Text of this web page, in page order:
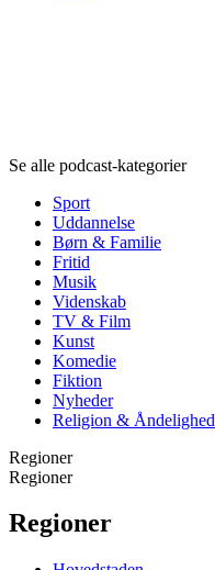
Se alle podcast-kategorier
Sport
Uddannelse
Børn & Familie
Fritid
Musik
Videnskab
TV & Film
Kunst
Komedie
Fiktion
Nyheder
Religion & Åndelighed
Regioner
Regioner
Regioner